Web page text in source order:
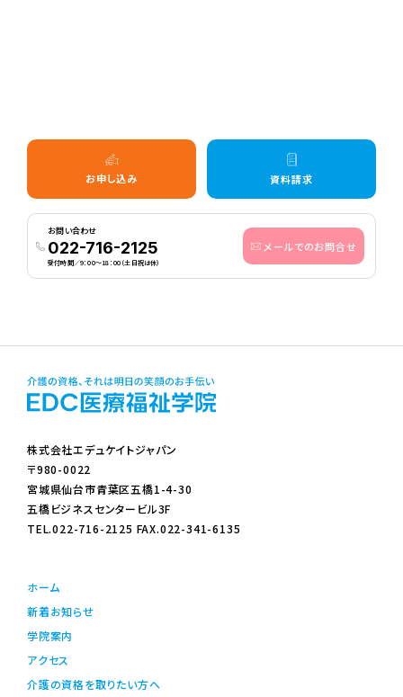
お申し込み 資料請求
お問い合わせ
022-716-2125
受付時間／9：00〜18：00（土日祝は休）
メールでのお問合せ
株式会社エデュケイトジャパン
〒980-0022
宮城県仙台市青葉区五橋1-4-30
五橋ビジネスセンタービル3F
TEL.022-716-2125 FAX.022-341-6135
ホーム
新着お知らせ
学院案内
アクセス
介護の資格を取りたい方へ